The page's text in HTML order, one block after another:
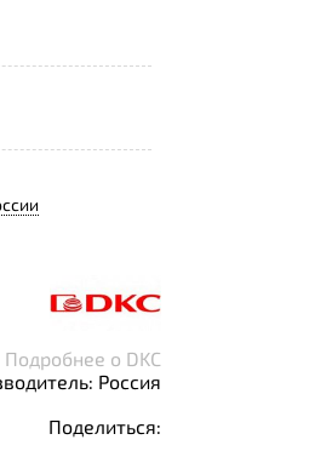
Подробнее о DKC
Россия
Поделиться: